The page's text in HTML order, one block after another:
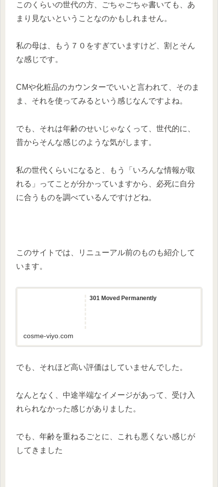
このくらいの世代の方、ごちゃごちゃ書いても、あ
まり見ないということなのかもしれません。
私の母は、もう７０をすぎていますけど、割とそん
な感じです。
CMや化粧品のカウンターでいいと言われて、そのま
ま、それを使ってみるという感じなんですよね。
でも、それは年齢のせいじゃなくって、世代的に、
昔からそんな感じのような気がします。
私の世代くらいになると、もう「いろんな情報が取
れる」ってことが分かっていますから、必死に自分
に合うものを調べているんですけどね。
このサイトでは、リニューアル前のものも紹介して
います。
301 Moved Permanently
cosme-viyo.com
でも、それほど高い評価はしていませんでした。
なんとなく、中途半端なイメージがあって、受け入
れられなかった感じがありました。
でも、年齢を重ねるごとに、これも悪くない感じが
してきました